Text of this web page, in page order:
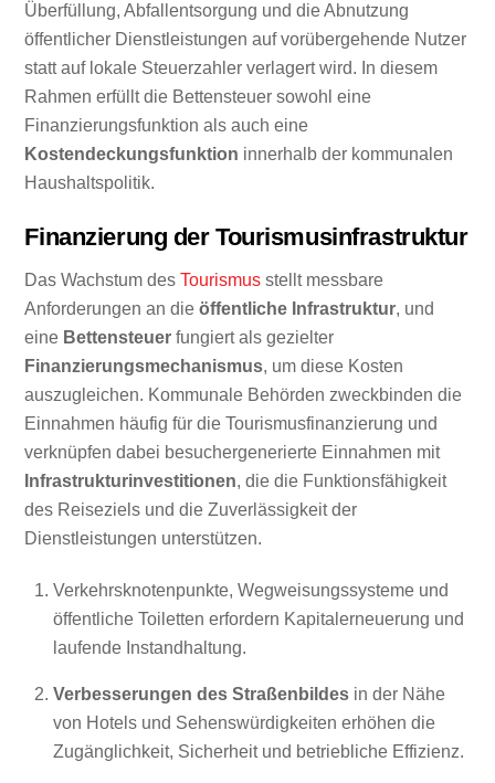
Überfüllung, Abfallentsorgung und die Abnutzung
öffentlicher Dienstleistungen auf vorübergehende Nutzer
statt auf lokale Steuerzahler verlagert wird. In diesem
Rahmen erfüllt die Bettensteuer sowohl eine
Finanzierungsfunktion als auch eine
Kostendeckungsfunktion innerhalb der kommunalen
Haushaltspolitik.
Finanzierung der Tourismusinfrastruktur
Das Wachstum desTourismus stellt messbare
Anforderungen an dieöffentliche Infrastruktur, und
eine Bettensteuer fungiert als gezielter
Finanzierungsmechanismus, um diese Kosten
auszugleichen. Kommunale Behörden zweckbinden die
Einnahmen häufig für die Tourismusfinanzierung und
verknüpfen dabei besuchergenerierte Einnahmen mit
Infrastrukturinvestitionen, die die Funktionsfähigkeit
des Reiseziels und die Zuverlässigkeit der
Dienstleistungen unterstützen.
Verkehrsknotenpunkte, Wegweisungssysteme und
öffentliche Toiletten erfordern Kapitalerneuerung und
laufende Instandhaltung.
Verbesserungen des Straßenbildes in der Nähe
von Hotels und Sehenswürdigkeiten erhöhen die
Zugänglichkeit, Sicherheit und betriebliche Effizienz.